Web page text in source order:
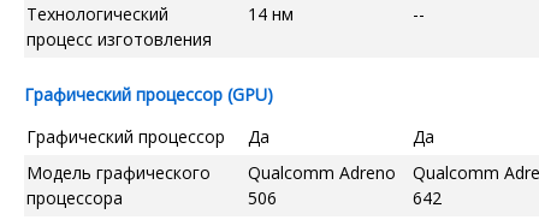
Технологический
процесс изготовления
14 нм --
Графический процессор (GPU)
Графический процессор
Да
Да
Модель графического
процессора
Qualcomm Adreno
506
Qualcomm
642